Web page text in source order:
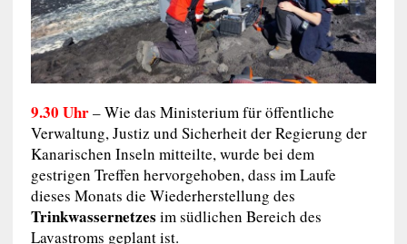
9.30 Uhr– Wie das Ministerium für öffentliche
Verwaltung, Justiz und Sicherheit der Regierung der
Kanarischen Inseln mitteilte, wurde bei dem
gestrigen Treffen hervorgehoben, dass im Laufe
dieses Monats die Wiederherstellung des
Trinkwassernetzes im südlichen Bereich des
Lavastroms geplant ist.